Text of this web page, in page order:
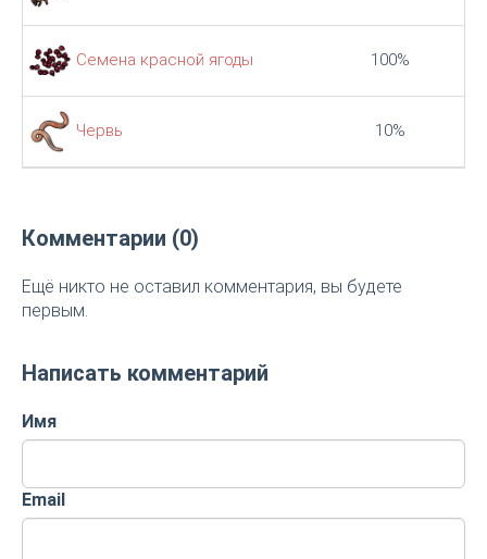
Семена красной ягоды 100%
Червь 10%
Комментарии (0)
Ещё никто не оставил комментария, вы будете
первым.
Написать комментарий
Имя
Email